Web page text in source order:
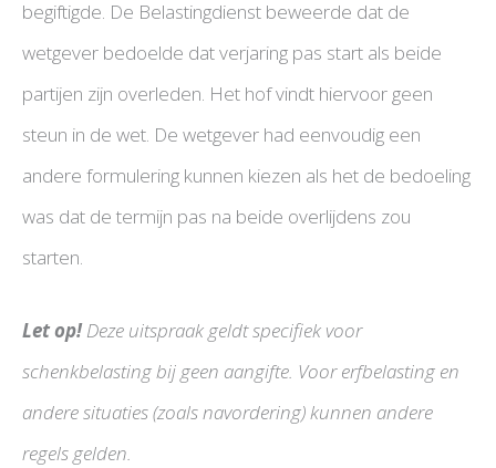
begiftigde. De Belastingdienst beweerde dat de
wetgever bedoelde dat verjaring pas start als beide
partijen zijn overleden. Het hof vindt hiervoor geen
steun in de wet. De wetgever had eenvoudig een
andere formulering kunnen kiezen als het de bedoeling
was dat de termijn pas na beide overlijdens zou
starten.
Let op!Deze uitspraak geldt specifiek voor
schenkbelasting bij geen aangifte. Voor erfbelasting en
andere situaties (zoals navordering) kunnen andere
regels gelden.